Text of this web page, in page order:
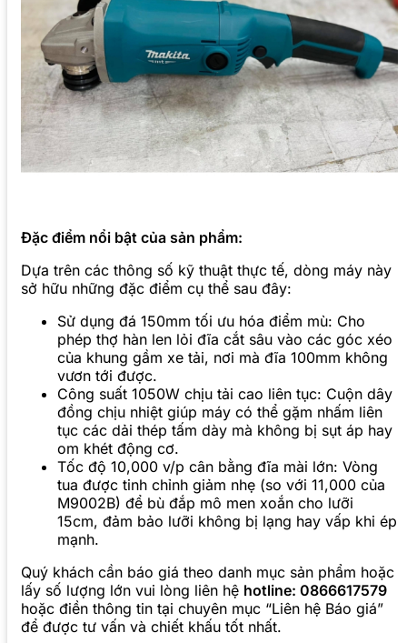
Đặc điểm nổi bật của sản phẩm:
Dựa trên các thông số kỹ thuật thực tế, dòng máy này
sở hữu những đặc điểm cụ thể sau đây:
Sử dụng đá 150mm tối ưu hóa điểm mù: Cho
phép thợ hàn len lỏi đĩa cắt sâu vào các góc xéo
của khung gầm xe tải, nơi mà đĩa 100mm không
vươn tới được.
Công suất 1050W chịu tải cao liên tục: Cuộn dây
đồng chịu nhiệt giúp máy có thể gặm nhấm liên
tục các dải thép tấm dày mà không bị sụt áp hay
om khét động cơ.
Tốc độ 10,000 v/p cân bằng đĩa mài lớn: Vòng
tua được tinh chỉnh giảm nhẹ (so với 11,000 của
M9002B) để bù đắp mô men xoắn cho lưỡi
15cm, đảm bảo lưỡi không bị lạng hay vấp khi ép
mạnh.
Quý khách cần báo giá theo danh mục sản phẩm hoặc
lấy số lượng lớn vui lòng liên hệ hotline: 0866617579
hoặc điền thông tin tại chuyên mục “Liên hệ Báo giá”
để được tư vấn và chiết khấu tốt nhất.